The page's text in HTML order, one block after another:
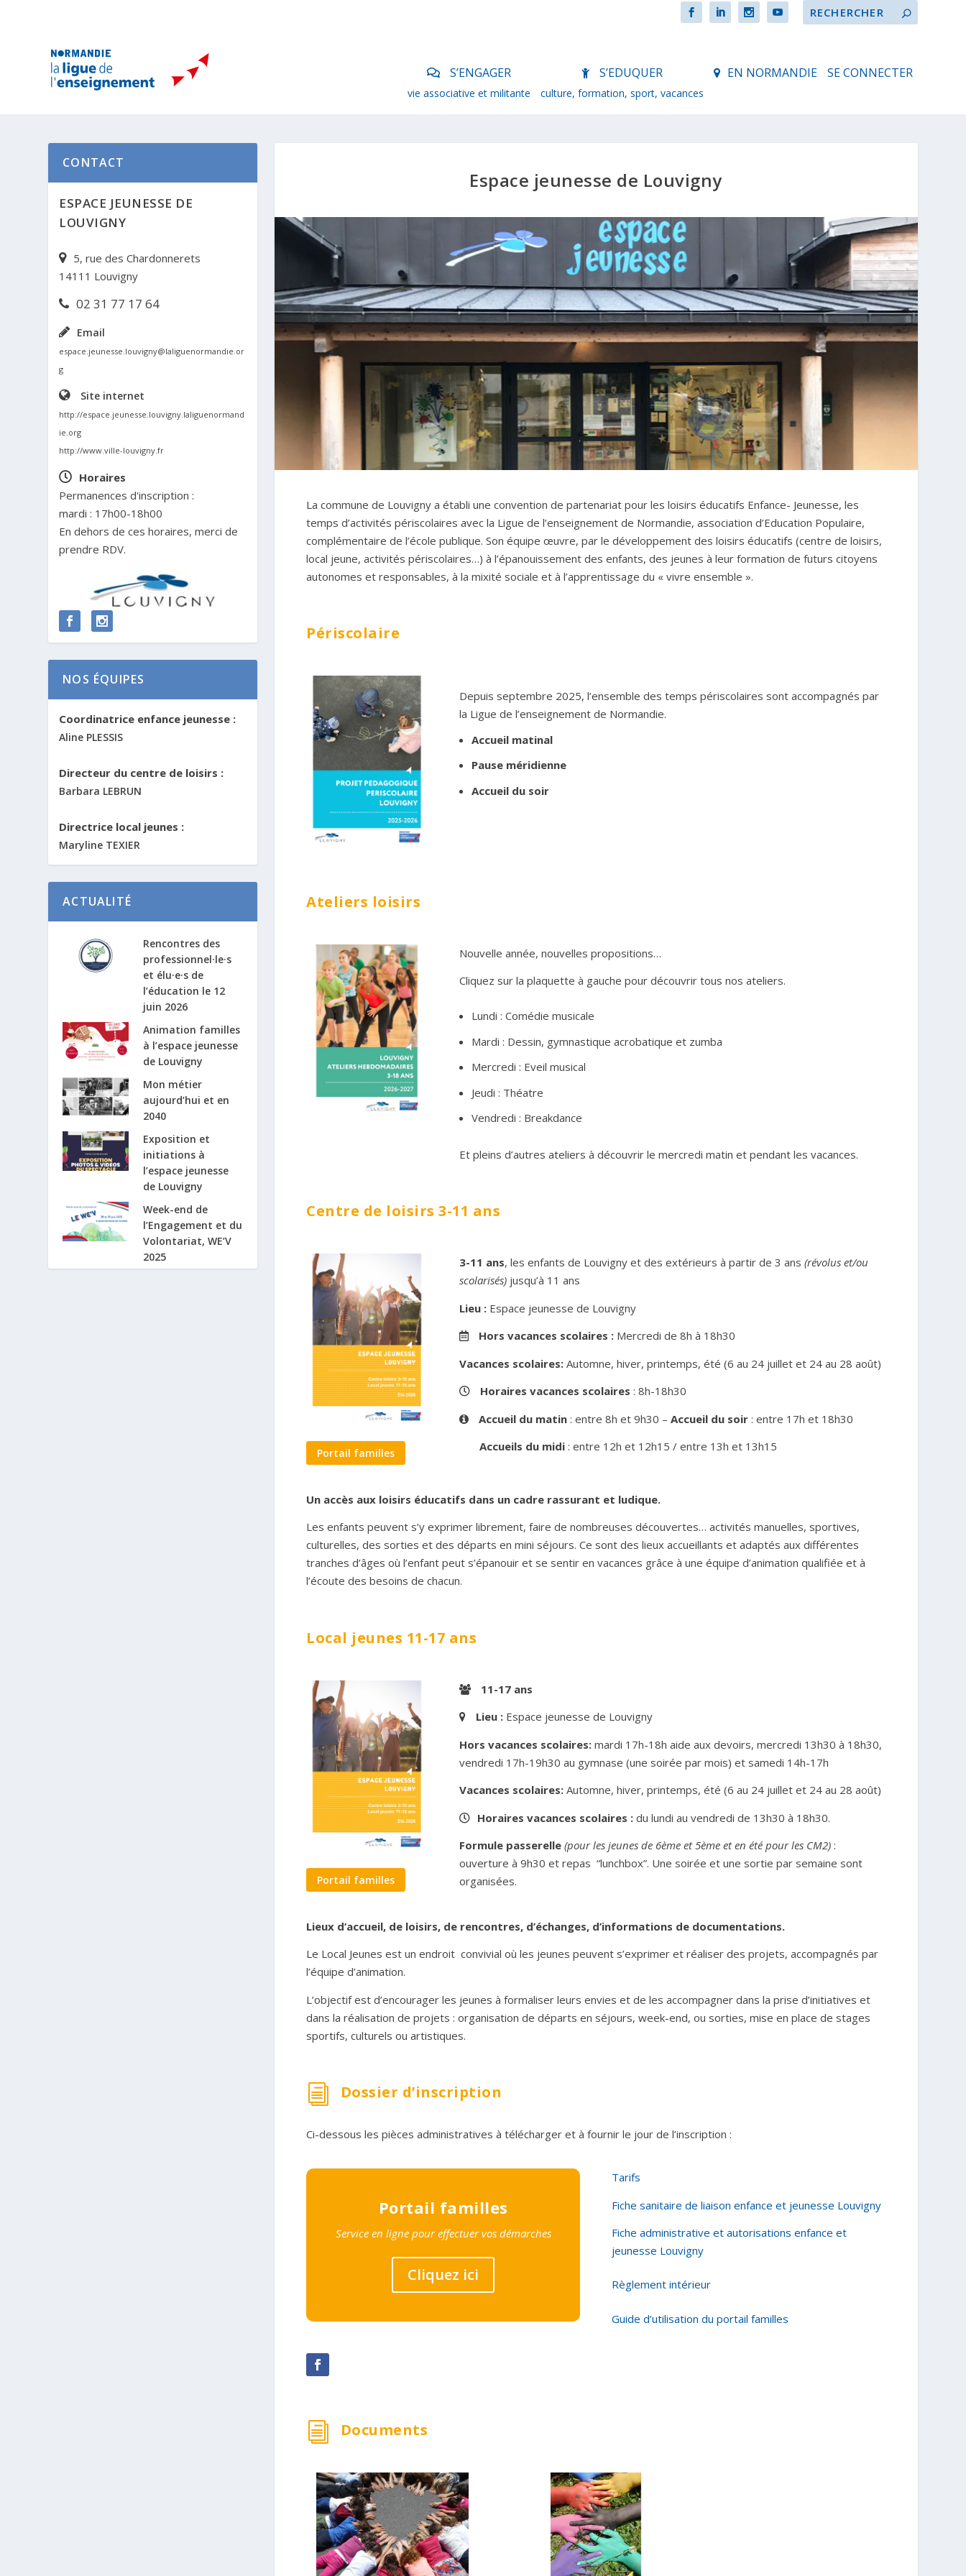
S’ENGAGER
vie associative et militante
S’EDUQUER
culture, formation, sport, vacances
EN NORMANDIE SE CONNECTER
Espace jeunesse de Louvigny
La commune de Louvigny a établi une convention de partenariat pour les loisirs éducatifs Enfance- Jeunesse, les
temps d’activités périscolaires avec la Ligue de l’enseignement de Normandie, association d’Education Populaire,
complémentaire de l’école publique. Son équipe œuvre, par le développement des loisirs éducatifs (centre de loisirs,
local jeune, activités périscolaires…) à l’épanouissement des enfants, des jeunes à leur formation de futurs citoyens
autonomes et responsables, à la mixité sociale et à l’apprentissage du « vivre ensemble ».
Périscolaire
Depuis septembre 2025, l’ensemble des temps périscolaires sont accompagnés par
la Ligue de l’enseignement de Normandie.
Accueil matinal
Pause méridienne
Accueil du soir
Ateliers loisirs
Nouvelle année, nouvelles propositions…
Cliquez sur la plaquette à gauche pour découvrir tous nos ateliers.
Lundi : Comédie musicale
Mardi : Dessin, gymnastique acrobatique et zumba
Mercredi : Eveil musical
Jeudi : Théatre
Vendredi : Breakdance
Et pleins d’autres ateliers à découvrir le mercredi matin et pendant les vacances.
Centre de loisirs 3-11 ans
Portail familles
3-11 ans, les enfants de Louvigny et des extérieurs à partir de 3 ans (révolus et/ou
scolarisés)jusqu’à 11 ans
Lieu :Espace jeunesse de Louvigny
Hors vacances scolaires : Mercredi de 8h à 18h30
Vacances scolaires: Automne, hiver, printemps, été (6 au 24 juillet et 24 au 28 août)
Horaires vacances scolaires : 8h-18h30
Accueil du matin: entre 8h et 9h30 – Accueil du soir : entre 17h et 18h30
Accueils du midi: entre 12h et 12h15 / entre 13h et 13h15
Un accès aux loisirs éducatifs dans un cadre rassurant et ludique.
Les enfants peuvent s’y exprimer librement, faire de nombreuses découvertes… activités manuelles, sportives,
culturelles, des sorties et des départs en mini séjours. Ce sont des lieux accueillants et adaptés aux différentes
tranches d’âges où l’enfant peut s’épanouir et se sentir en vacances grâce à une équipe d’animation qualifiée et à
l’écoute des besoins de chacun.
Local jeunes 11-17 ans
Portail familles
11-17 ans
Lieu :Espace jeunesse de Louvigny
Hors vacances scolaires: mardi 17h-18h aide aux devoirs, mercredi 13h30 à 18h30,
vendredi 17h-19h30 au gymnase (une soirée par mois) et samedi 14h-17h
Vacances scolaires: Automne, hiver, printemps, été (6 au 24 juillet et 24 au 28 août)
Horaires vacances scolaires : du lundi au vendredi de 13h30 à 18h30.
Formule passerelle (pour les jeunes de 6ème et 5ème et en été pour les CM2):
ouverture à 9h30 et repas “lunchbox”. Une soirée et une sortie par semaine sont
organisées.
Lieux d’accueil, de loisirs, de rencontres, d’échanges, d’informations de documentations.
Le Local Jeunes est un endroit convivial où les jeunes peuvent s’exprimer et réaliser des projets, accompagnés par
l’équipe d’animation.
L’objectif est d’encourager les jeunes à formaliser leurs envies et de les accompagner dans la prise d’initiatives et
dans la réalisation de projets : organisation de départs en séjours, week-end, ou sorties, mise en place de stages
sportifs, culturels ou artistiques.
i Dossier d’inscription
Ci-dessous les pièces administratives à télécharger et à fournir le jour de l’inscription :
Portail familles
Service en ligne pour effectuer vos démarches
Cliquez ici
Tarifs
Fiche sanitaire de liaison enfance et jeunesse Louvigny
Fiche administrative et autorisations enfance et
jeunesse Louvigny
Règlement intérieur
Guide d’utilisation du portail familles
i Documents
CONTACT
ESPACE JEUNESSE DE
LOUVIGNY
5, rue des Chardonnerets
14111 Louvigny
02 31 77 17 64
Email
espace.jeunesse.louvigny@laliguenormandie.or
g
Site internet
http://espace.jeunesse.louvigny.laliguenormand
ie.org
http://www.ville-louvigny.fr
Horaires
Permanences d'inscription :
mardi : 17h00-18h00
En dehors de ces horaires, merci de
prendre RDV.
NOS ÉQUIPES
Coordinatrice enfance jeunesse :
Aline PLESSIS
Directeur du centre de loisirs :
Barbara LEBRUN
Directrice local jeunes :
Maryline TEXIER
ACTUALITÉ
Rencontres des
professionnel·le·s
et élu·e·s de
l’éducation le 12
juin 2026
Animation familles
à l’espace jeunesse
de Louvigny
Mon métier
aujourd’hui et en
2040
Exposition et
initiations à
l’espace jeunesse
de Louvigny
Week-end de
l’Engagement et du
Volontariat, WE’V
2025